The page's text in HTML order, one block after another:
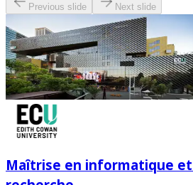
Previous slide Next slide
Maîtrise en informatique